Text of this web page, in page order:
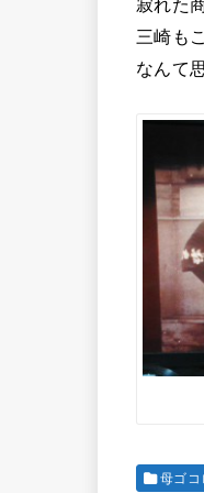
寂れた
三崎も
なんて
母ゴコ